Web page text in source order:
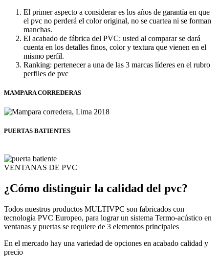
El primer aspecto a considerar es los años de garantía en que
el pvc no perderá el color original, no se cuartea ni se forman
manchas.
El acabado de fábrica del PVC: usted al comparar se dará
cuenta en los detalles finos, color y textura que vienen en el
mismo perfil.
Ranking: pertenecer a una de las 3 marcas líderes en el rubro
perfiles de pvc
MAMPARA CORREDERAS
PUERTAS BATIENTES
VENTANAS DE PVC
¿Cómo distinguir la calidad del pvc?
Todos nuestros productos MULTIVPC son fabricados con
tecnología PVC Europeo, para lograr un sistema Termo-acústico en
ventanas y puertas se requiere de 3 elementos principales
En el mercado hay una variedad de opciones en acabado calidad y
precio